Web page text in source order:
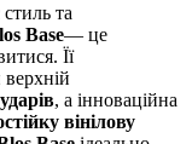
та
Base— це
Її
, а інноваційна
вінілову